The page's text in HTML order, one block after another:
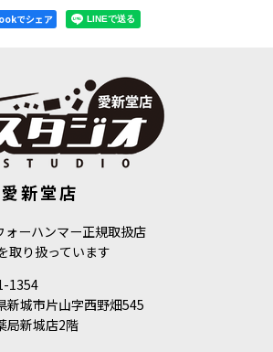
[103-67]
ィファイアー 日本語版
でシェア
新堂店
ーハンマー正規取扱店
取り扱っています
1354
新城市片山字西野畑545
局新城店2階